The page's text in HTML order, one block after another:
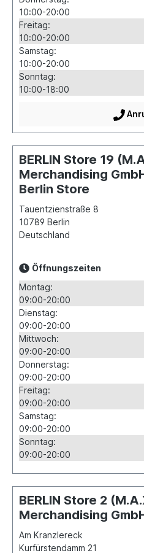
10:00-20:00
Freitag:
10:00-20:00
Samstag:
10:00-20:00
Sonntag:
10:00-18:00
BERLIN Store 19
Merchandising
Berlin Store
Tauentzienstraße 8
10789 Berlin
Deutschland
Öffnungszeiten
Montag:
09:00-20:00
Dienstag:
09:00-20:00
Mittwoch:
09:00-20:00
Donnerstag:
09:00-20:00
Freitag:
09:00-20:00
Samstag:
09:00-20:00
Sonntag:
09:00-20:00
BERLIN Store 2
Merchandising
Am Kranzlereck
Kurfürstendamm 21